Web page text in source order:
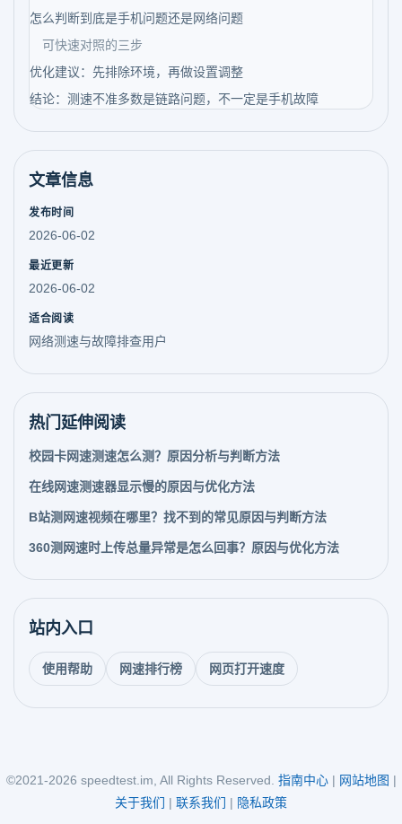
怎么判断到底是手机问题还是网络问题
可快速对照的三步
优化建议：先排除环境，再做设置调整
结论：测速不准多数是链路问题，不一定是手机故障
文章信息
发布时间
2026-06-02
最近更新
2026-06-02
适合阅读
网络测速与故障排查用户
热门延伸阅读
校园卡网速测速怎么测？原因分析与判断方法
在线网速测速器显示慢的原因与优化方法
B站测网速视频在哪里？找不到的常见原因与判断方法
360测网速时上传总量异常是怎么回事？原因与优化方法
站内入口
使用帮助 网速排行榜 网页打开速度
©2021-2026 speedtest.im, All Rights Reserved. 指南中心| 网站地图 |
关于我们 | 联系我们 | 隐私政策